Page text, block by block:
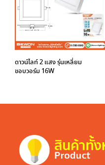
ดาวน์ไลท์ 2 แสง รุ่นเหลี่ยม
ขอบวอร์ม 16W